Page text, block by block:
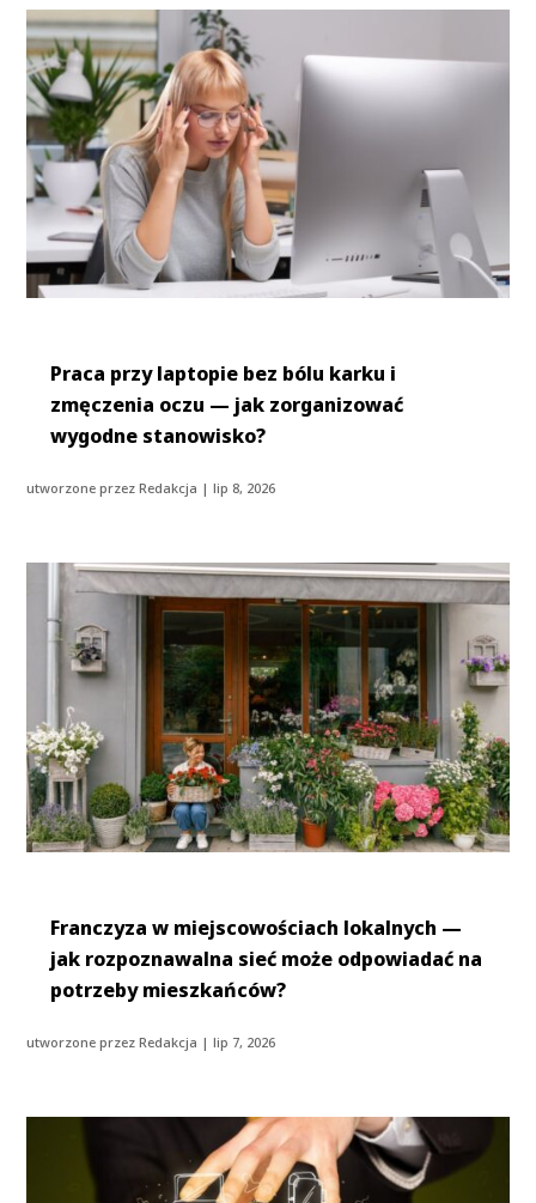
Praca przy laptopie bez bólu karku i
zmęczenia oczu — jak zorganizować
wygodne stanowisko?
utworzone przezRedakcja |lip 8, 2026
Franczyza w miejscowościach lokalnych —
jak rozpoznawalna sieć może odpowiadać na
potrzeby mieszkańców?
utworzone przezRedakcja |lip 7, 2026